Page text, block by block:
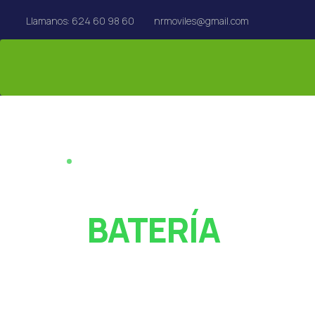
Llamanos: 624 60 98 60 nrmoviles@gmail.com
BATERÍA